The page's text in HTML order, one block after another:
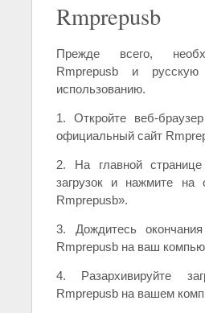
Rmprepusb
Прежде всего,
Rmprepusb и
использованию.
1. Откройте веб-
официальный сайт
2. На главной
загрузок и нажмите на
Rmprepusb».
3. Дождитесь
Rmprepusb на ваш
4. Разархивируйте
Rmprepusb на вашем